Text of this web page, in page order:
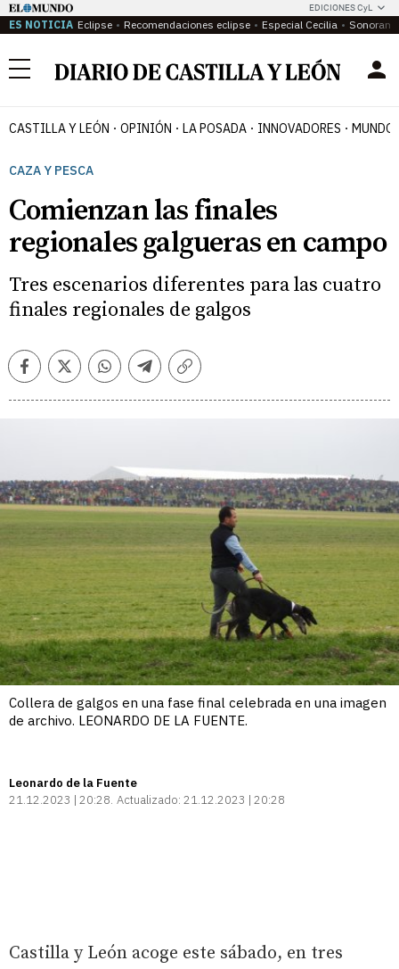
EDICIONES CyL
ES NOTICIA Eclipse Recomendaciones eclipse Especial Cecilia
Menú
CASTILLA Y LEÓN OPINIÓN LA POSADA INNOVADORES MUNDO
CAZA Y PESCA
Comienzan las finales
regionales galgueras en campo
Tres escenarios diferentes para las cuatro
finales regionales de galgos
FacebookTwitterWhatsappTelegramCopiar
Collera de galgos en una fase final celebrada en una imagen
de archivo. LEONARDO DE LA FUENTE.
Leonardo de la Fuente
21.12.2023 | 20:28 Actualizado: 21.12.2023 | 20:28
Castilla y León acoge este sábado, en tres